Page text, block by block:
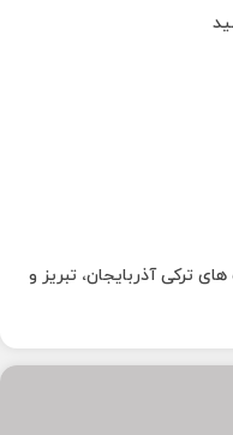
ترکی آذربایجان، تبریز و